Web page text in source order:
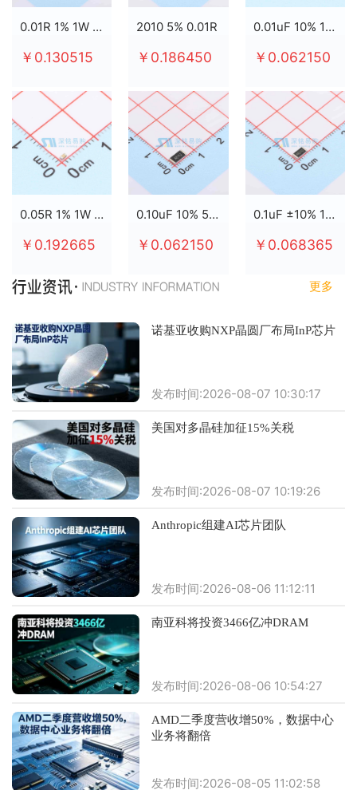
0.01R 1% 1W 2512
￥0.130515
2010 5% 0.01R
￥0.186450
0.01uF 10% 100V X7R 0603
￥0.062150
0.05R 1% 1W 2512
￥0.192665
0.10uF 10% 50V X7R 0805
￥0.062150
0.1uF ±10% 100V X7R 0805
￥0.068365
更多
诺基亚收购NXP晶圆厂布局InP芯片
发布时间:2026-08-07 10:30:17
美国对多晶硅加征15%关税
发布时间:2026-08-07 10:19:26
Anthropic组建AI芯片团队
发布时间:2026-08-06 11:12:11
南亚科将投资3466亿冲DRAM
发布时间:2026-08-06 10:54:27
AMD二季度营收增50%，数据中心
业务将翻倍
发布时间:2026-08-05 11:02:58